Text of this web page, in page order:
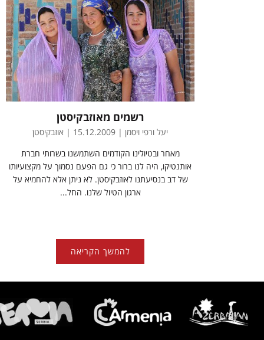
רשמים מאוזבקיסטן
יעל ורפי ויסמן | 15.12.2009 | אוזבקיסטן
מאחר ובטיולינו הקודמים השתמשנו בשרותי חברת
אותנטיקו, היה לנו ברור כי גם הפעם נסמוך על מקצועיותו
של דב בנסיעתנו לאוזבקיסטן. לא ניתן אלא להחמיא על
ארגון הטיול שלנו. החל...
להמשך הקריאה